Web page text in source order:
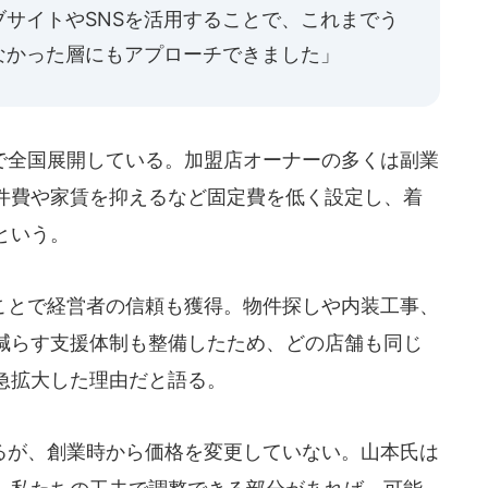
イトやSNSを活用することで、これまでう
った層にもアプローチできました」
国展開している。加盟店オーナーの多くは副業
や家賃を抑えるなど固定費を低く設定し、着
う。
で経営者の信頼も獲得。物件探しや内装工事、
す支援体制も整備したため、どの店舗も同じ
大した理由だと語る。
、創業時から価格を変更していない。山本氏は